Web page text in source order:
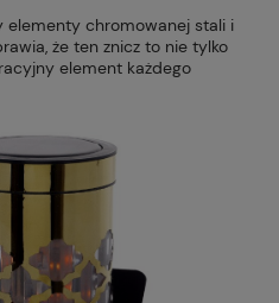
elementy chromowanej stali i
że ten znicz to nie tylko
element każdego